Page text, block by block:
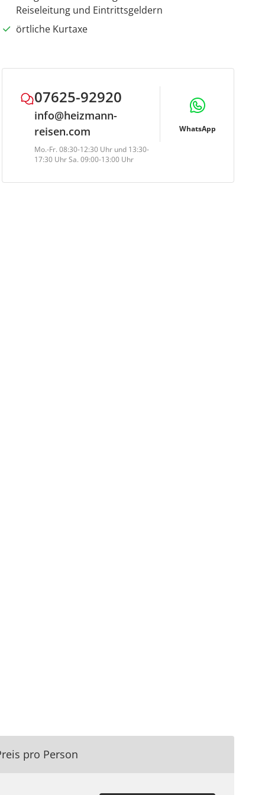
Reiseleitung und Eintrittsgeldern
örtliche Kurtaxe
07625-92920
info@heizmann-
reisen.com
Mo.-Fr. 08:30-12:30 Uhr und 13:30-
17:30 Uhr Sa. 09:00-13:00 Uhr
WhatsApp
pro Person